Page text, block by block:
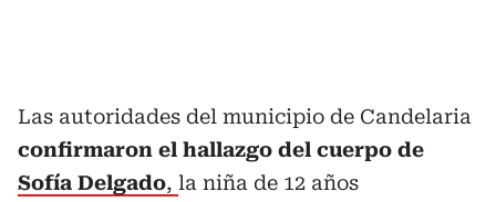
Las autoridades del municipio de Candelaria
confirmaron el hallazgo del cuerpo de
Sofía Delgado, la niña de 12 años